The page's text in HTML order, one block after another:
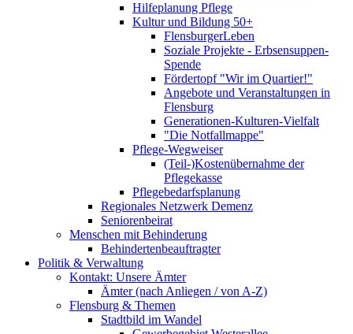
Hilfeplanung Pflege
Kultur und Bildung 50+
FlensburgerLeben
Soziale Projekte - Erbsensuppen-
Spende
Fördertopf "Wir im Quartier!"
Angebote und Veranstaltungen in
Flensburg
Generationen-Kulturen-Vielfalt
"Die Notfallmappe"
Pflege-Wegweiser
(Teil-)Kostenübernahme der
Pflegekasse
Pflegebedarfsplanung
Regionales Netzwerk Demenz
Seniorenbeirat
Menschen mit Behinderung
Behindertenbeauftragter
Politik & Verwaltung
Kontakt: Unsere Ämter
Ämter (nach Anliegen / von A-Z)
Flensburg & Themen
Stadtbild im Wandel